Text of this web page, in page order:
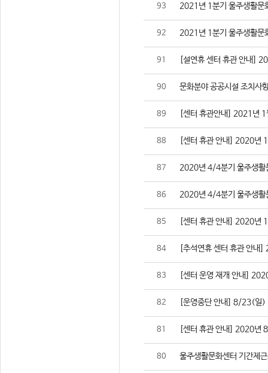
93 2021년 1분기 울주생활문
92 2021년 1분기 울주생활문
91 [설연휴 센터 휴관 안내
90 문화분야 공공시설 조치사
89 [센터 휴관안내] 2021년 1
88 [센터 휴관 안내] 2020년
87 2020년 4/4분기 울주생활
86 2020년 4/4분기 울주생활
85 [센터 휴관 안내] 2020년
84 [추석연휴 센터 휴관 안
83 [센터 운영 재개 안내]
82 [운영중단 안내] 8/23(일)
81 [센터 휴관 안내] 2020년
80 울주생활문화센터 기간제